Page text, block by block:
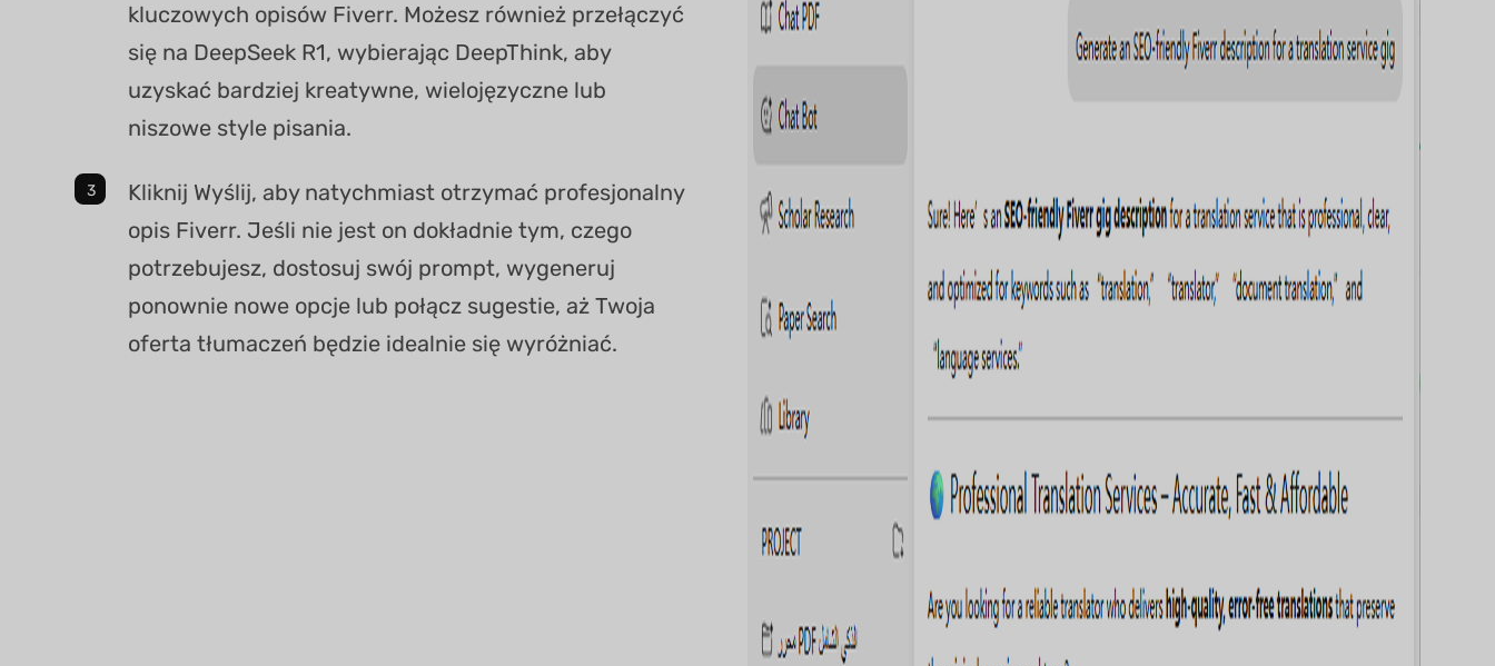
kluczowych opisów Fiverr. Możesz również przełączyć
się na DeepSeek R1, wybierając DeepThink, aby
uzyskać bardziej kreatywne, wielojęzyczne lub
niszowe style pisania.
Kliknij Wyślij, aby natychmiast otrzymać profesjonalny
opis Fiverr. Jeśli nie jest on dokładnie tym, czego
potrzebujesz, dostosuj swój prompt, wygeneruj
ponownie nowe opcje lub połącz sugestie, aż Twoja
oferta tłumaczeń będzie idealnie się wyróżniać.